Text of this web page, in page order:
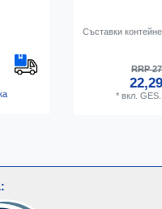
Съставки
RRP
* вкл.